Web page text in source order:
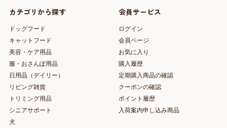
カテゴリから探す
ドッグフード
キャットフード
美容・ケア用品
服・おさんぽ用品
日用品（デイリー）
リビング雑貨
トリミング用品
シニアサポート
犬
会員サービス
ログイン
会員ページ
お気に入り
購入履歴
定期購入商品の確認
クーポンの確認
ポイント履歴
入荷案内申し込み商品